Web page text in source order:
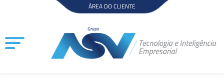
conteúdo
ÁREA DO CLIENTE